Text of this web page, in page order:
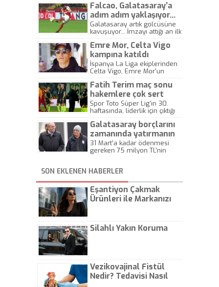
yönetiminin duruşu ile Fatih
Terim'in kendisine yönelik
ısrarına ilişkin açıklamalarda
bulundu.
Falcao, Galatasaray’a
adım adım yaklaşıyor…
Galatasaray artık golcüsüne
kavuşuyor... İmzayı attığı an ilk
alacak olan Falcao'nun
maliyetini açıklıyoruz...
Emre Mor, Celta Vigo
kampına katıldı
İspanya La Liga ekiplerinden
Celta Vigo, Emre Mor'un
açıkladı.
Fatih Terim maç sonu
hakemlere çok sert
tepki verdi!
Spor Toto Süper Lig'in 30.
haftasında, liderlik için çıktığı
fırsat tepen Galatasaray'da,
Teknik Direktör Fatih Terim,
hakemlere çok sert tepki
gösterdi...
Galatasaray borçlarını
zamanında yatırmanın
mutluluğunu yaşıyor
31 Mart’a kadar ödenmesi
gereken 75 milyon TL’nin
yerine getirdi. Albayrak dün
sabah tesislere giderek teknik
ekip ve takıma destek verdi.
SON EKLENEN HABERLER
Eşantiyon Çakmak
Ürünleri ile Markanızı
Silahlı Yakın Koruma
Vezikovajinal Fistül
Nedir? Tedavisi Nasıl